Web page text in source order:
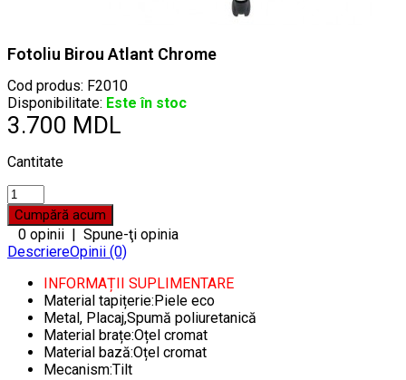
Fotoliu Birou Atlant Chrome
Cod produs: F2010
Disponibilitate: Este în stoc
3.700 MDL
Cantitate
0 opinii | Spune-ţi opinia
DescriereOpinii (0)
INFORMAȚII SUPLIMENTARE
Material tapițerie:Piele eco
Metal, Placaj,Spumă poliuretanică
Material brațe:Oțel cromat
Material bază:Oțel cromat
Mecanism:Tilt